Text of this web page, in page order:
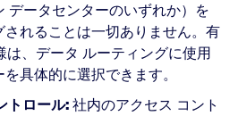
データセンターのいずれか）を
れることは一切ありません。有
は、データ ルーティングに使用
具体的に選択できます。
トロール:社内のアクセス コント